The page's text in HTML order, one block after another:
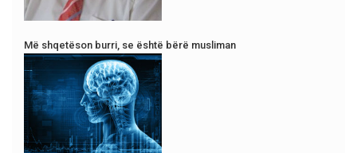
Më shqetëson burri, se është bërë musliman